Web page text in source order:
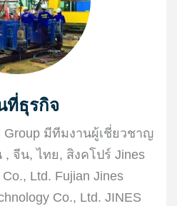
ที่ธุรกิจ
Group มีทีมงานผู้เชี่ยวชาญ
, จีน, ไทย, สิงคโปร์ Jines
Ltd. Fujian Jines
Co., Ltd. JINES